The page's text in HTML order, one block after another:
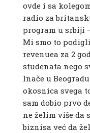
ovde i sa
radio za
program u srbiji
Mi smo to
revenuea za 2
studenata nego
Inače u
okosnica svega
sam dobio prvo
ne želim više da
biznisa već da